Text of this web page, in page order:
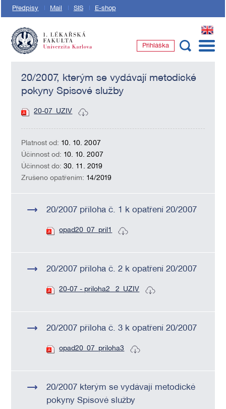
Předpisy Mail SIS E-shop
EN
Přihláška
20/2007, kterým se vydávají metodické
pokyny Spisové služby
20-07_UZIV
Platnost od: 10. 10. 2007
Účinnost od: 10. 10. 2007
Účinnost do:30. 11. 2019
Zrušeno opatřením: 14/2019
20/2007 příloha č. 1 k opatření 20/2007
opad20_07_pril1
20/2007 příloha č. 2 k opatření 20/2007
20-07 - priloha2 _2_UZIV
20/2007 příloha č. 3 k opatření 20/2007
opad20_07_priloha3
20/2007 kterým se vydávají metodické
pokyny Spisové služby